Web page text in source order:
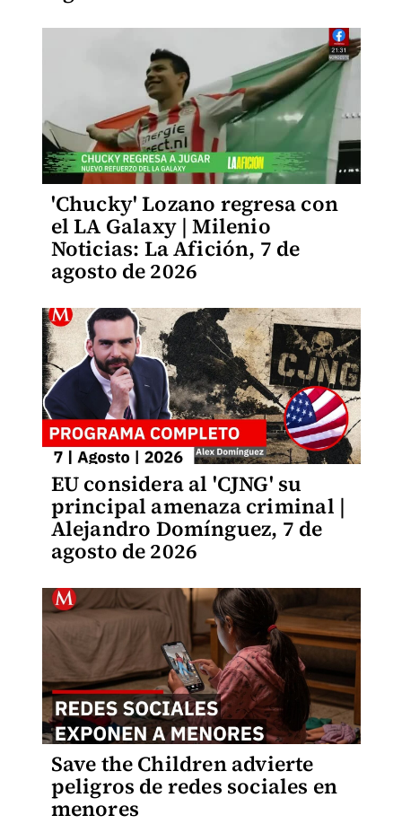
'Chucky' Lozano regresa con
el LA Galaxy | Milenio
Noticias: La Afición, 7 de
agosto de 2026
EU considera al 'CJNG' su
principal amenaza criminal |
Alejandro Domínguez, 7 de
agosto de 2026
Save the Children advierte
peligros de redes sociales en
menores